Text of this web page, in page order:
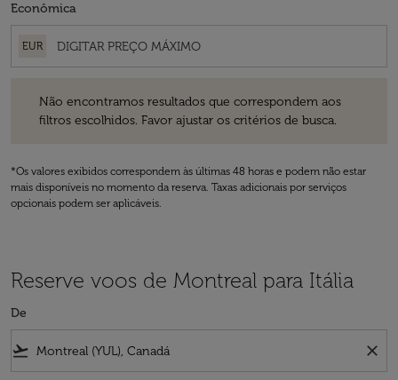
Econômica
EUR
Não encontramos resultados que correspondem aos
filtros escolhidos. Favor ajustar os critérios de busca.
*Os valores exibidos correspondem às últimas 48 horas e podem não estar
mais disponíveis no momento da reserva. Taxas adicionais por serviços
opcionais podem ser aplicáveis.
Reserve voos de Montreal para Itália
De
flight_takeoff close